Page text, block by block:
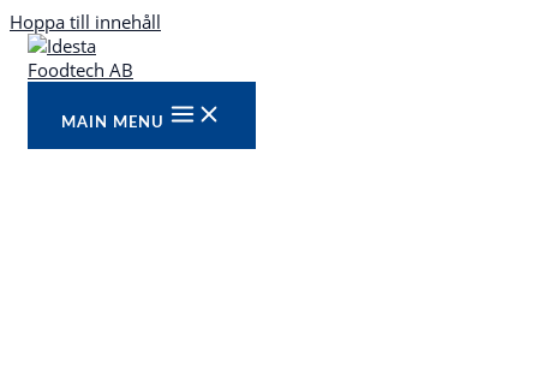
Hoppa till innehåll
MAIN MENU